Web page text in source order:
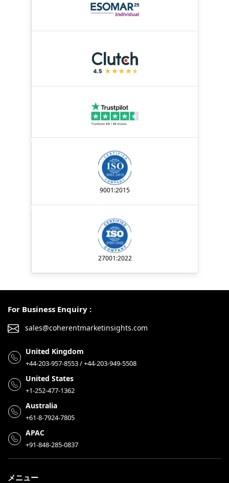
9001:2015
27001:2022
For Business Enquiry :
sales@coherentmarketinsights.com
United Kingdom
+44-203-957-8553 / +44-203-949-5508
United States
+1-252-477-1362
Australia
+61-8-7924-7805
APAC
+91-848-285-0837
メニュー